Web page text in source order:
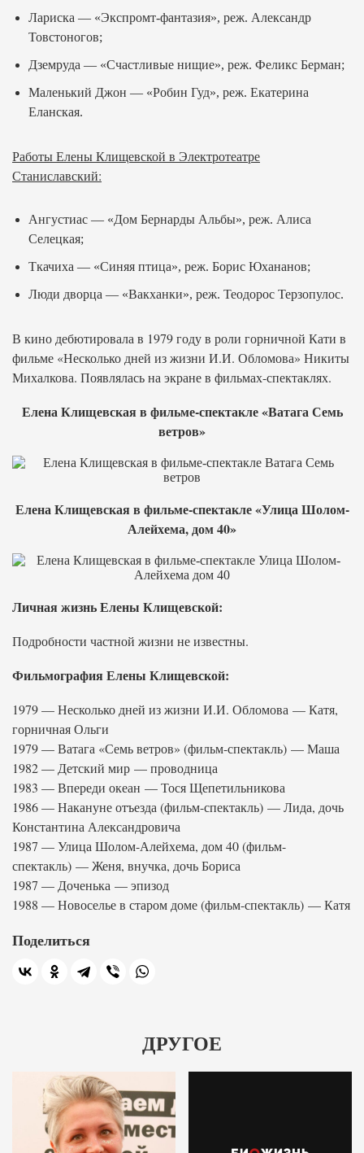
Лариска — «Экспромт-фантазия», реж. Александр
Товстоногов;
Дземруда — «Счастливые нищие», реж. Феликс Берман;
Маленький Джон — «Робин Гуд», реж. Екатерина
Еланская.
Работы Елены Клищевской в Электротеатре
Станиславский:
Ангустиас — «Дом Бернарды Альбы», реж. Алиса
Селецкая;
Ткачиха — «Синяя птица», реж. Борис Юхананов;
Люди дворца — «Вакханки», реж. Теодорос Терзопулос.
В кино дебютировала в 1979 году в роли горничной Кати в
фильме «Несколько дней из жизни И.И. Обломова» Никиты
Михалкова. Появлялась на экране в фильмах-спектаклях.
Елена Клищевская в фильме-спектакле «Ватага Семь
ветров»
Елена Клищевская в фильме-спектакле «Улица Шолом-
Алейхема, дом 40»
Личная жизнь Елены Клищевской:
Подробности частной жизни не известны.
Фильмография Елены Клищевской:
1979 — Несколько дней из жизни И.И. Обломова — Катя,
горничная Ольги
1979 — Ватага «Семь ветров» (фильм-спектакль) — Маша
1982 — Детский мир — проводница
1983 — Впереди океан — Тося Щепетильникова
1986 — Накануне отъезда (фильм-спектакль) — Лида, дочь
Константина Александровича
1987 — Улица Шолом-Алейхема, дом 40 (фильм-
спектакль) — Женя, внучка, дочь Бориса
1987 — Доченька — эпизод
1988 — Новоселье в старом доме (фильм-спектакль) — Катя
Поделиться
ДРУГОЕ